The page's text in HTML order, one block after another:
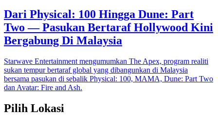
Dari Physical: 100 Hingga Dune: Part
Two — Pasukan Bertaraf Hollywood Kini
Bergabung Di Malaysia
Starwave Entertainment mengumumkan The Apex, program realiti
sukan tempur bertaraf global yang dibangunkan di Malaysia
bersama pasukan di sebalik Physical: 100, MAMA, Dune: Part Two
dan Avatar: Fire and Ash.
Pilih Lokasi